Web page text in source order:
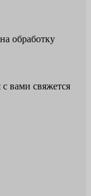
обработку
вами свяжется